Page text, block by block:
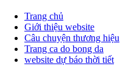
Trang chủ
Giới thiệu website
Câu chuyện thương hiệu
Trang ca do bong da
website dự báo thời tiết